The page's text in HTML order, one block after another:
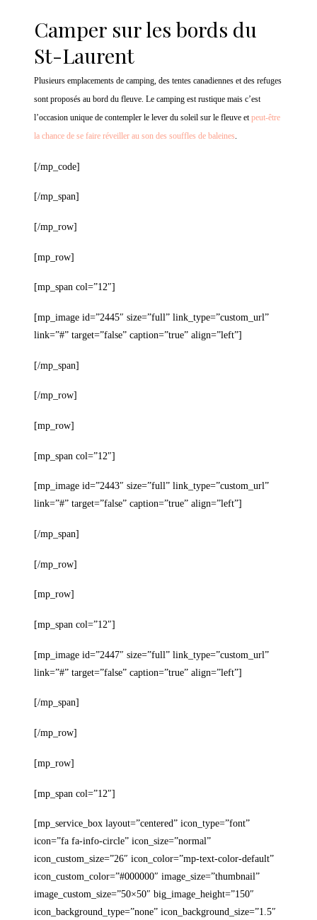
Camper sur les bords du
St-Laurent
Plusieurs emplacements de camping, des tentes canadiennes et des refuges
sont proposés au bord du fleuve. Le camping est rustique mais c’est
l’occasion unique de contempler le lever du soleil sur le fleuve etpeut-être
la chance de se faire réveiller au son des souffles de baleines.
[/mp_code]
[/mp_span]
[/mp_row]
[mp_row]
[mp_span col=”12″]
[mp_image id=”2445″ size=”full” link_type=”custom_url”
link=”#” target=”false” caption=”true” align=”left”]
[/mp_span]
[/mp_row]
[mp_row]
[mp_span col=”12″]
[mp_image id=”2443″ size=”full” link_type=”custom_url”
link=”#” target=”false” caption=”true” align=”left”]
[/mp_span]
[/mp_row]
[mp_row]
[mp_span col=”12″]
[mp_image id=”2447″ size=”full” link_type=”custom_url”
link=”#” target=”false” caption=”true” align=”left”]
[/mp_span]
[/mp_row]
[mp_row]
[mp_span col=”12″]
[mp_service_box layout=”centered” icon_type=”font”
icon=”fa fa-info-circle” icon_size=”normal”
icon_custom_size=”26″ icon_color=”mp-text-color-default”
icon_custom_color=”#000000″ image_size=”thumbnail”
image_custom_size=”50×50″ big_image_height=”150″
icon_background_type=”none” icon_background_size=”1.5″